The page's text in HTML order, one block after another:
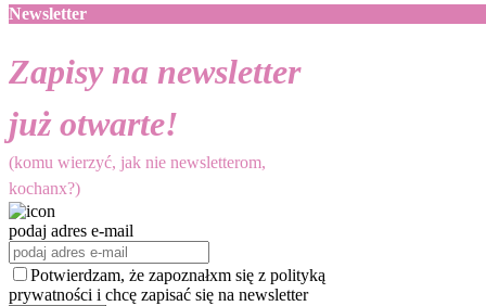
Newsletter
Zapisy na newsletter
już otwarte!
(komu wierzyć, jak nie newsletterom,
kochanx?)
podaj adres e-mail
Potwierdzam, że zapoznałxm się z polityką
prywatności i chcę zapisać się na newsletter